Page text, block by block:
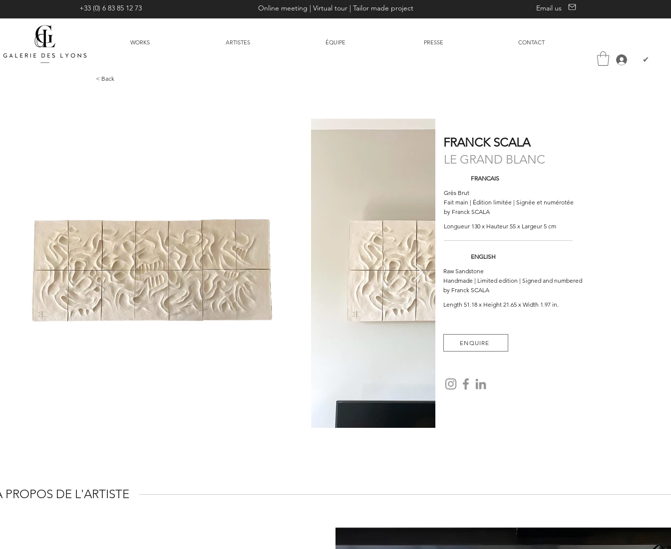
+33 (0) 6 83 85 12 73 Online meeting | Virtual tour | Tailor made project Email us
WORKS ARTISTES ÉQUIPE PRESSE CONTACT
✔
FRANCK SCALA
LE GRAND BLANC
FRANCAIS
Grès Brut
Fait main | Édition limitée | Signée et numérotée
by Franck SCALA
Longueur 130 x Hauteur 55 x Largeur 5 cm
ENGLISH
Raw Sandstone
Handmade | Limited edition | Signed and numbered
by Franck SCALA
Length 51.18 x Height 21.65 x Width 1.97 in.
ENQUIRE
< Back
PROPOS DE L'ARTISTE